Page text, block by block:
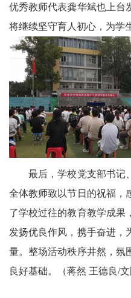
宾
播
报
银
龄
西
南
学
医
优秀教师代表龚华斌也上台
将继续坚守育人初心，为学
最后，学校党支部书记
全体教师致以节日的祝福，
了学校过往的教育教学成果
发扬优良作风，携手奋进，
量。整场活动秩序井然，氛
良好基础。（蒋然 王德良/文